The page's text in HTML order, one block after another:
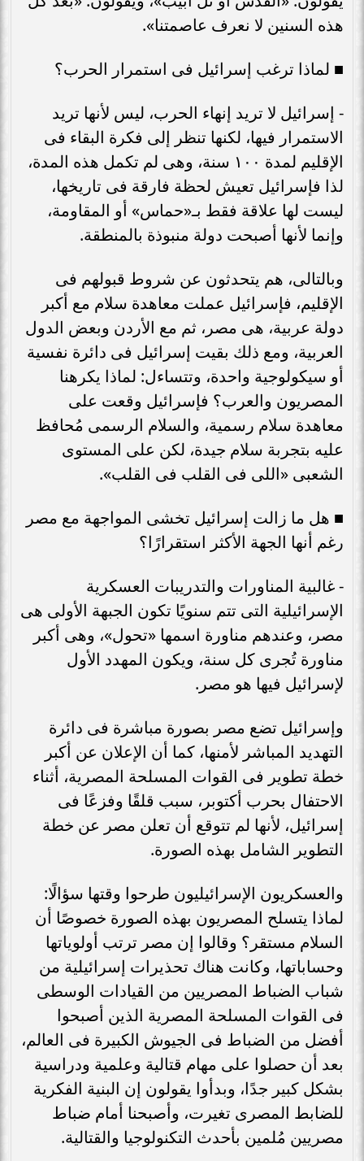
هذه السنين لا نعرف عاصمتنا».
■ لماذا ترغب إسرائيل فى استمرار الحرب؟
- إسرائيل لا تريد إنهاء الحرب، ليس لأنها تريد
الاستمرار فيها، لكنها تنظر إلى فكرة البقاء فى
الإقليم لمدة ١٠٠ سنة، وهى لم تكمل هذه المدة،
لذا فإسرائيل تعيش لحظة فارقة فى تاريخها،
ليست لها علاقة فقط بـ«حماس» أو المقاومة،
وإنما لأنها أصبحت دولة منبوذة بالمنطقة.
وبالتالى، هم يتحدثون عن شروط قبولهم فى
الإقليم، فإسرائيل عملت معاهدة سلام مع أكبر
دولة عربية، هى مصر، ثم مع الأردن وبعض الدول
العربية، ومع ذلك بقيت إسرائيل فى دائرة نفسية
أو سيكولوجية واحدة، وتتساءل: لماذا يكرهنا
المصريون والعرب؟ فإسرائيل وقعت على
معاهدة سلام رسمية، والسلام الرسمى مُحافظ
عليه بتجربة سلام جيدة، لكن على المستوى
الشعبى «اللى فى القلب فى القلب».
■ هل ما زالت إسرائيل تخشى المواجهة مع مصر
رغم أنها الجهة الأكثر استقرارًا؟
- غالبية المناورات والتدريبات العسكرية
الإسرائيلية التى تتم سنويًا تكون الجبهة الأولى هى
مصر، وعندهم مناورة اسمها «تحول»، وهى أكبر
مناورة تُجرى كل سنة، ويكون المهدد الأول
لإسرائيل فيها هو مصر.
وإسرائيل تضع مصر بصورة مباشرة فى دائرة
التهديد المباشر لأمنها، كما أن الإعلان عن أكبر
خطة تطوير فى القوات المسلحة المصرية، أثناء
الاحتفال بحرب أكتوبر، سبب قلقًا وفزعًا فى
إسرائيل، لأنها لم تتوقع أن تعلن مصر عن خطة
التطوير الشامل بهذه الصورة.
والعسكريون الإسرائيليون طرحوا وقتها سؤالًا:
لماذا يتسلح المصريون بهذه الصورة خصوصًا أن
السلام مستقر؟ وقالوا إن مصر ترتب أولوياتها
وحساباتها، وكانت هناك تحذيرات إسرائيلية من
شباب الضباط المصريين من القيادات الوسطى
فى القوات المسلحة المصرية الذين أصبحوا
أفضل من الضباط فى الجيوش الكبيرة فى العالم،
بعد أن حصلوا على مهام قتالية وعلمية ودراسية
بشكل كبير جدًا، وبدأوا يقولون إن البنية الفكرية
للضابط المصرى تغيرت، وأصبحنا أمام ضباط
مصريين مُلمين بأحدث التكنولوجيا والقتالية.